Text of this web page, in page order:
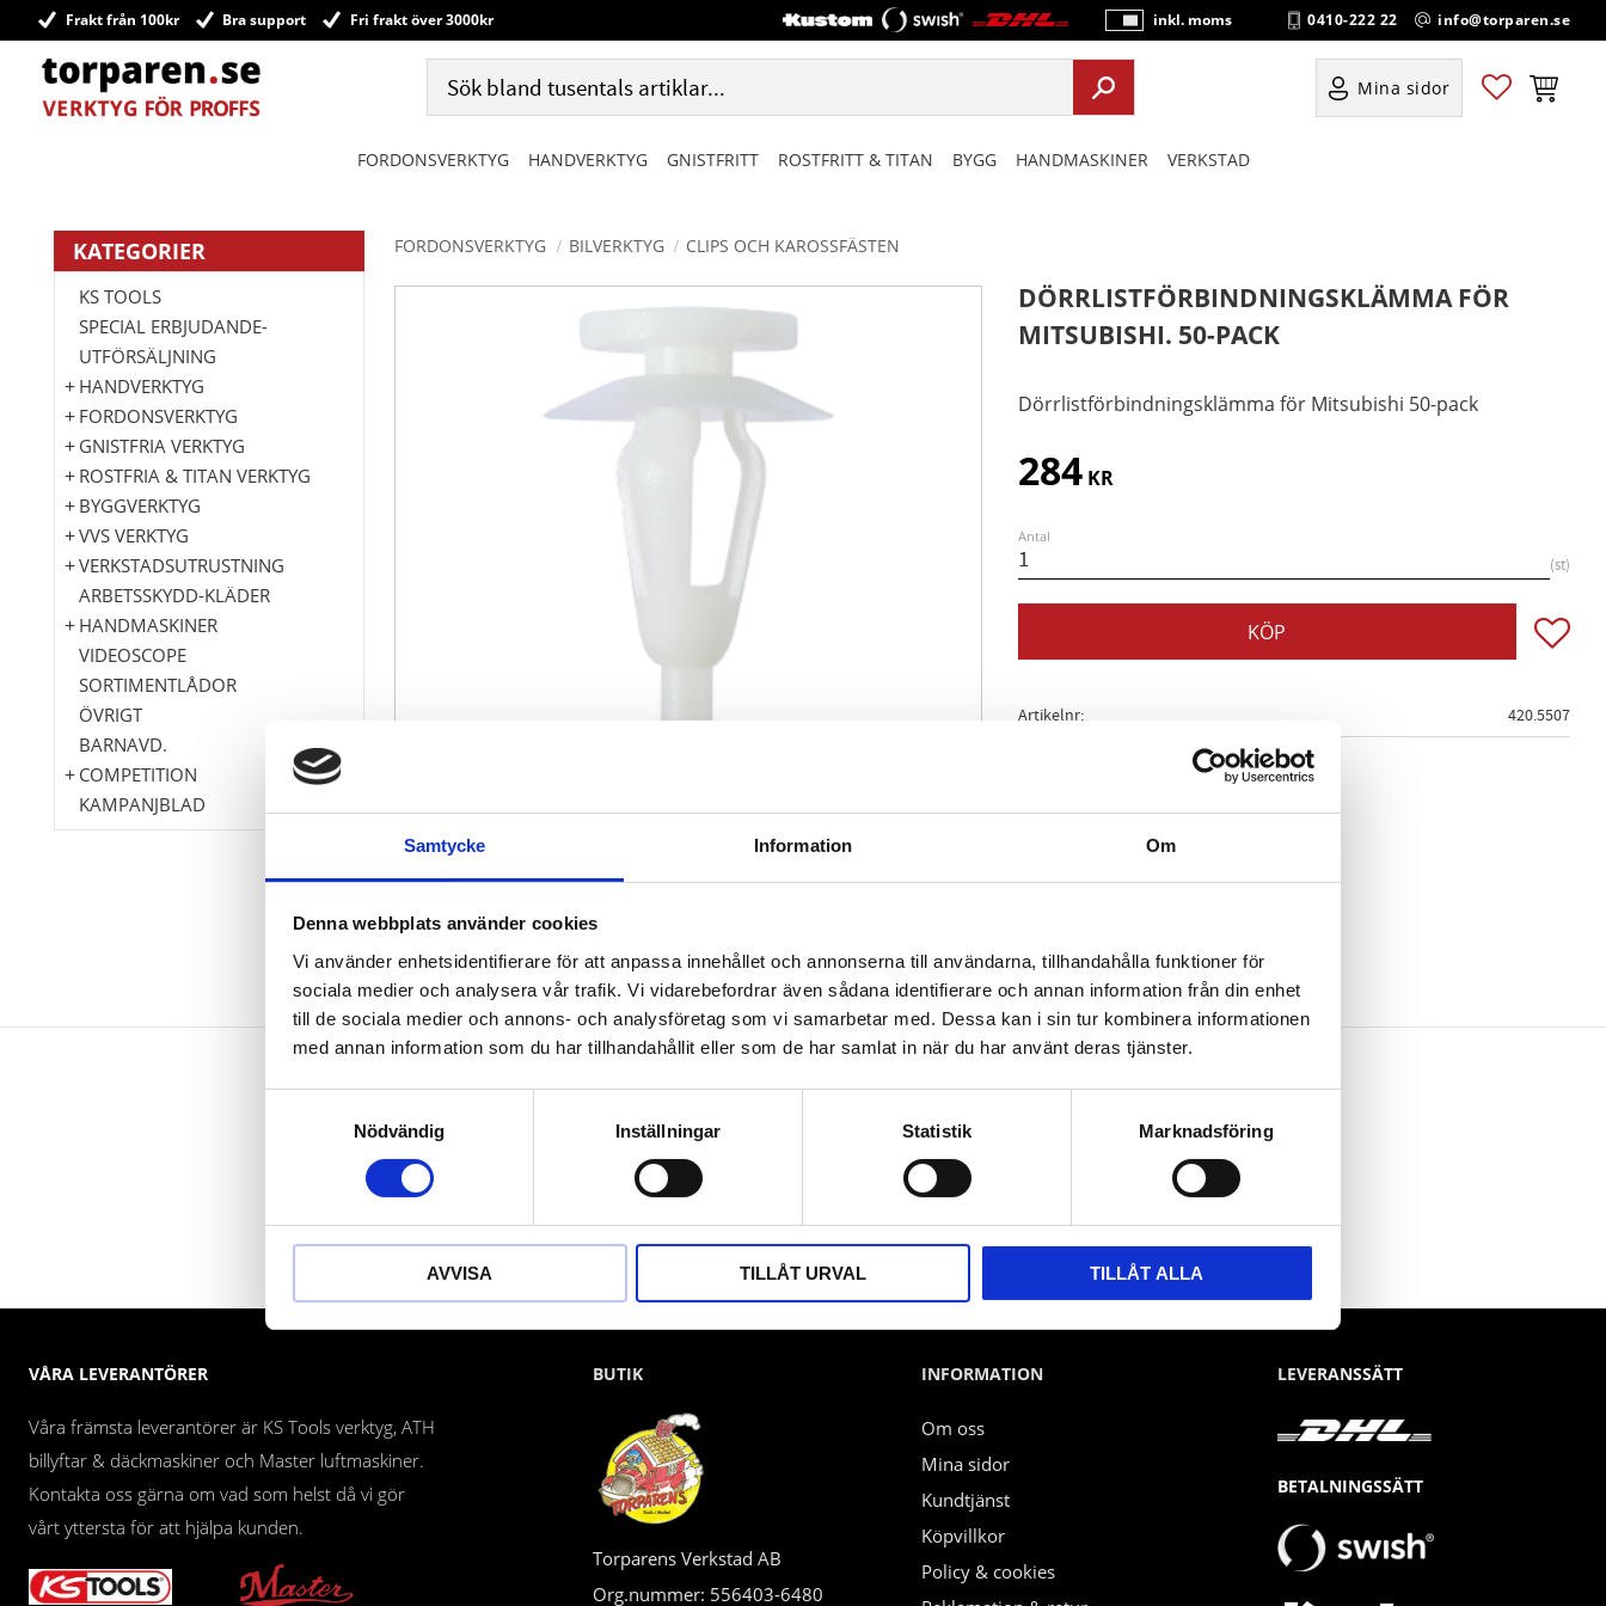
Samtycke Information Om
Denna webbplats använder cookies
Vi använder enhetsidentifierare för att anpassa innehållet och annonserna till användarna, tillhandahålla funktioner för
sociala medier och analysera vår trafik. Vi vidarebefordrar även sådana identifierare och annan information från din enhet
till de sociala medier och annons- och analysföretag som vi samarbetar med. Dessa kan i sin tur kombinera informationen
med annan information som du har tillhandahållit eller som de har samlat in när du har använt deras tjänster.
Nödvändig
Inställningar Statistik Marknadsföring
AVVISA TILLÅT URVAL TILLÅT ALLA
Frakt från 100kr Bra support Fri frakt över 3000kr
P
ri
s
e
vi
inkl. moms 0410-222 22 info@torparen.se
Mina sidor Favoriter
FORDONSVERKTYG HANDVERKTYG GNISTFRITT ROSTFRITT & TITAN BYGG HANDMASKINER VERKSTAD
FORDONSVERKTYG BILVERKTYG CLIPS OCH KAROSSFÄSTEN
DÖRRLISTFÖRBINDNINGSKLÄMMA FÖR
MITSUBISHI. 50-PACK
Dörrlistförbindningsklämma för Mitsubishi 50-pack
284KR
Antal
st
KÖP Lägg
Artikelnr 420.5507
KATEGORIER
KS TOOLS
SPECIAL ERBJUDANDE-
UTFÖRSÄLJNING
HANDVERKTYG
FORDONSVERKTYG
GNISTFRIA VERKTYG
ROSTFRIA & TITAN VERKTYG
BYGGVERKTYG
VVS VERKTYG
VERKSTADSUTRUSTNING
ARBETSSKYDD-KLÄDER
HANDMASKINER
VIDEOSCOPE
SORTIMENTLÅDOR
ÖVRIGT
BARNAVD.
COMPETITION
KAMPANJBLAD
PRENUMERERA
VÅRA LEVERANTÖRER
Våra främsta leverantörer är KS Tools verktyg, ATH
billyftar & däckmaskiner och Master luftmaskiner.
Kontakta oss gärna om vad som helst då vi gör
vårt yttersta för att hjälpa kunden.
BUTIK
Torparens Verkstad AB
Org.nummer: 556403-6480
INFORMATION
Om oss
Mina sidor
Kundtjänst
Köpvillkor
Policy & cookies
LEVERANSSÄTT
BETALNINGSSÄTT